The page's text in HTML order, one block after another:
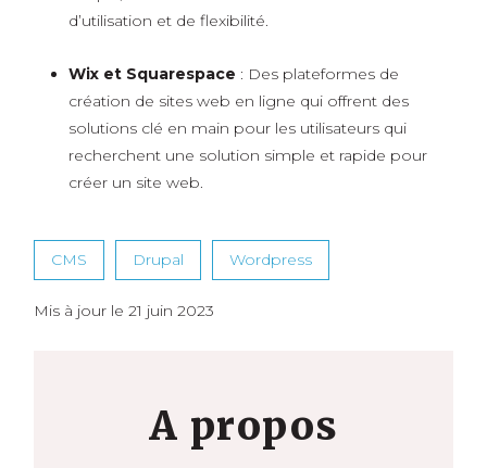
d’utilisation et de flexibilité.
Wix et Squarespace : Des plateformes de
création de sites web en ligne qui offrent des
solutions clé en main pour les utilisateurs qui
recherchent une solution simple et rapide pour
créer un site web.
CMS Drupal Wordpress
Mis à jour le 21 juin 2023
A propos